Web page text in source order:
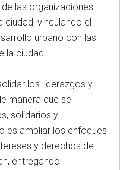
las organizaciones
vinculando el
urbano con las
la ciudad.
los liderazgos y
manera que se
solidarios y
es ampliar los enfoques
y derechos de
entregando